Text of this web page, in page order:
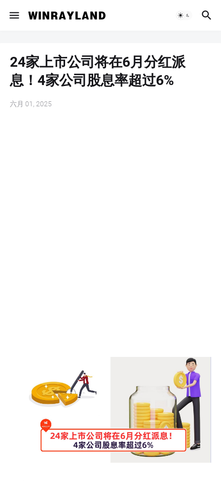
24家上市公司将在6月分红派
息！4家公司股息率超过6%
六月 01, 2025